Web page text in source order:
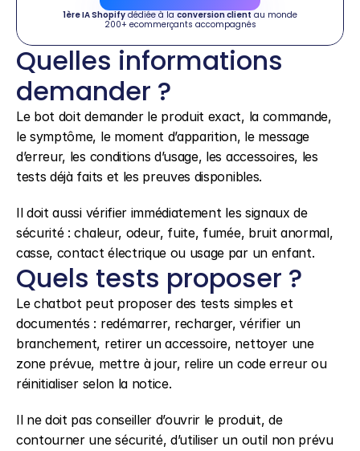
1ère IA Shopify dédiée à la conversion client au monde
200+ ecommerçants accompagnés
Quelles informations
demander ?
Le bot doit demander le produit exact, la commande,
le symptôme, le moment d’apparition, le message
d’erreur, les conditions d’usage, les accessoires, les
tests déjà faits et les preuves disponibles.
Il doit aussi vérifier immédiatement les signaux de
sécurité : chaleur, odeur, fuite, fumée, bruit anormal,
casse, contact électrique ou usage par un enfant.
Quels tests proposer ?
Le chatbot peut proposer des tests simples et
documentés : redémarrer, recharger, vérifier un
branchement, retirer un accessoire, nettoyer une
zone prévue, mettre à jour, relire un code erreur ou
réinitialiser selon la notice.
Il ne doit pas conseiller d’ouvrir le produit, de
contourner une sécurité, d’utiliser un outil non prévu